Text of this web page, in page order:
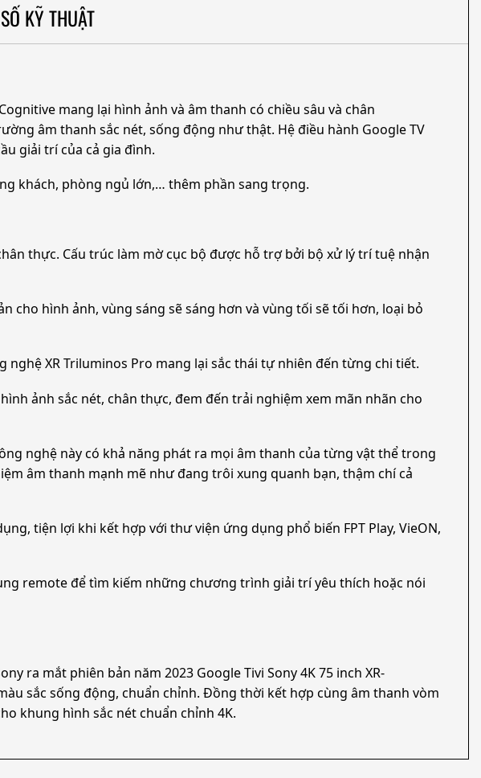
KỸ THUẬT
mang lại hình ảnh và âm thanh có chiều sâu và chân
âm thanh sắc nét, sống động như thật. Hệ điều hành Google TV
giải trí của cả gia đình.
khách, phòng ngủ lớn,… thêm phần sang trọng.
thực. Cấu trúc làm mờ cục bộ được hỗ trợ bởi bộ xử lý trí tuệ nhận
hình ảnh, vùng sáng sẽ sáng hơn và vùng tối sẽ tối hơn, loại bỏ
XR Triluminos Pro mang lại sắc thái tự nhiên đến từng chi tiết.
ảnh sắc nét, chân thực, đem đến trải nghiệm xem mãn nhãn cho
nghệ này có khả năng phát ra mọi âm thanh của từng vật thể trong
âm thanh mạnh mẽ như đang trôi xung quanh bạn, thậm chí cả
tiện lợi khi kết hợp với thư viện ứng dụng phổ biến FPT Play, VieON,
remote để tìm kiếm những chương trình giải trí yêu thích hoặc nói
ra mắt phiên bản năm 2023 Google Tivi Sony 4K 75 inch XR-
sắc sống động, chuẩn chỉnh. Đồng thời kết hợp cùng âm thanh vòm
khung hình sắc nét chuẩn chỉnh 4K.